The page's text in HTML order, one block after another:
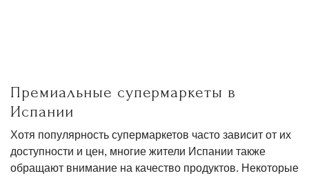
Премиальные супермаркеты в
Испании
Хотя популярность супермаркетов часто зависит от их
доступности и цен, многие жители Испании также
обращают внимание на качество продуктов. Некоторые